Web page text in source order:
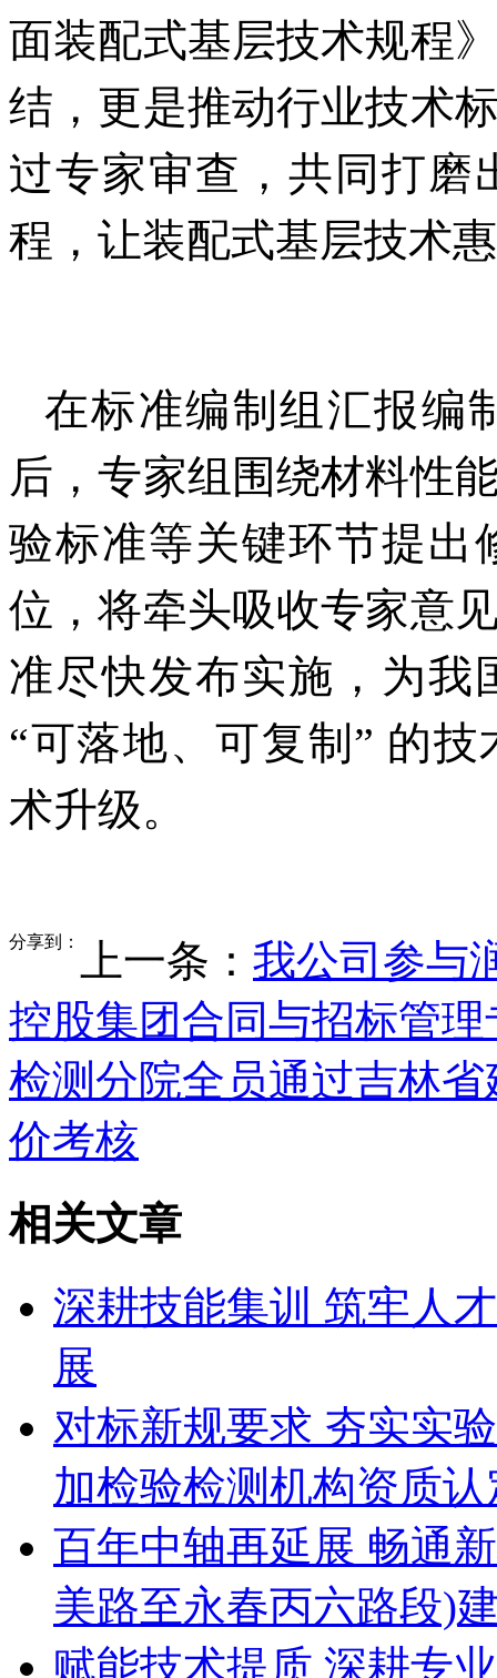
面装配式基层技术规程
结，更是推动行业技术
过专家审查，共同打磨
程，让装配式基层技术
在标准编制组汇报编
后，专家组围绕材料性
验标准等关键环节提出
位，将牵头吸收专家意
准尽快发布实施，为我
“可落地、可复制” 的
术升级。
分享到： 上一条： 我公司参与
控股集团合同与招标管
检测分院全员通过吉林
价考核
相关文章
深耕技能集训 筑牢人
展
对标新规要求 夯实实
加检验检测机构资质
百年中轴再延展 畅通
美路至永春丙六路段)
赋能技术提质 深耕专